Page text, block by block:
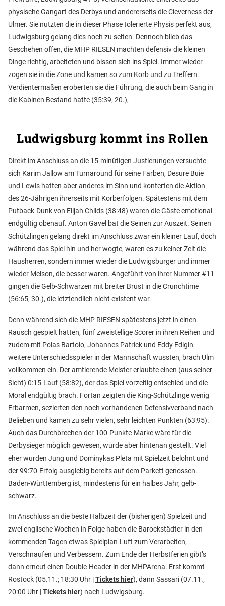
physische Gangart des Derbys und andererseits die Cleverness der
Ulmer. Sie nutzten die in dieser Phase tolerierte Physis perfekt aus,
Ludwigsburg gelang dies noch zu selten. Dennoch blieb das
Geschehen offen, die MHP RIESEN machten defensiv die kleinen
Dinge richtig, arbeiteten und bissen sich ins Spiel. Immer wieder
zogen sie in die Zone und kamen so zum Korb und zu Treffern.
Verdientermaßen eroberten sie die Führung, die auch beim Gang in
die Kabinen Bestand hatte (35:39, 20.),
Ludwigsburg kommt ins Rollen
Direkt im Anschluss an die 15-minütigen Justierungen versuchte
sich Karim Jallow am Turnaround für seine Farben, Desure Buie
und Lewis hatten aber anderes im Sinn und konterten die Aktion
des 26-Jährigen ihrerseits mit Korberfolgen. Spätestens mit dem
Putback-Dunk von Elijah Childs (38:48) waren die Gäste emotional
endgültig obenauf. Anton Gavel bat die Seinen zur Auszeit. Seinen
Schützlingen gelang direkt im Anschluss zwar ein kleiner Lauf, doch
während das Spiel hin und her wogte, waren es zu keiner Zeit die
Hausherren, sondern immer wieder die Ludwigsburger und immer
wieder Melson, die besser waren. Angeführt von ihrer Nummer #11
gingen die Gelb-Schwarzen mit breiter Brust in die Crunchtime
(56:65, 30.), die letztendlich nicht existent war.
Denn während sich die MHP RIESEN spätestens jetzt in einen
Rausch gespielt hatten, fünf zweistellige Scorer in ihren Reihen und
zudem mit Polas Bartolo, Johannes Patrick und Eddy Edigin
weitere Unterschiedsspieler in der Mannschaft wussten, brach Ulm
vollkommen ein. Der amtierende Meister erlaubte einen (aus seiner
Sicht) 0:15-Lauf (58:82), der das Spiel vorzeitig entschied und die
Moral endgültig brach. Fortan zeigten die King-Schützlinge wenig
Erbarmen, sezierten den noch vorhandenen Defensivverband nach
Belieben und kamen zu sehr vielen, sehr leichten Punkten (63:95).
Auch das Durchbrechen der 100-Punkte-Marke wäre für die
Derbysieger möglich gewesen, wurde aber hintenan gestellt. Viel
eher wurden Jung und Dominykas Pleta mit Spielzeit belohnt und
der 99:70-Erfolg ausgiebig bereits auf dem Parkett genossen.
Baden-Württemberg ist, mindestens für ein halbes Jahr, gelb-
schwarz.
Im Anschluss an die beste Halbzeit der (bisherigen) Spielzeit und
zwei englische Wochen in Folge haben die Barockstädter in den
kommenden Tagen etwas Spielplan-Luft zum Verarbeiten,
Verschnaufen und Verbessern. Zum Ende der Herbstferien gibt’s
dann erneut einen Double-Header in der MHPArena. Erst kommt
Rostock (05.11.; 18:30 Uhr |Tickets hier), dann Sassari (07.11.;
20:00 Uhr |Tickets hier) nach Ludwigsburg.